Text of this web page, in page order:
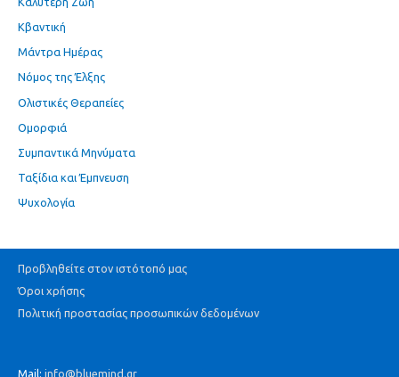
Κβαντική
Μάντρα Ημέρας
Νόμος της Έλξης
Ολιστικές Θεραπείες
Ομορφιά
Συμπαντικά Μηνύματα
Ταξίδια και Έμπνευση
Ψυχολογία
Προβληθείτε στον ιστότοπό μας
Όροι χρήσης
Πολιτική προστασίας προσωπικών δεδομένων
Mail: info@bluemind.gr